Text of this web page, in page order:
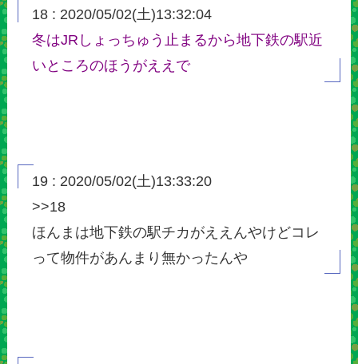
18 : 2020/05/02(土)13:32:04
冬はJRしょっちゅう止まるから地下鉄の駅近
いところのほうがええで
19 : 2020/05/02(土)13:33:20
>>18
ほんまは地下鉄の駅チカがええんやけどコレ
って物件があんまり無かったんや